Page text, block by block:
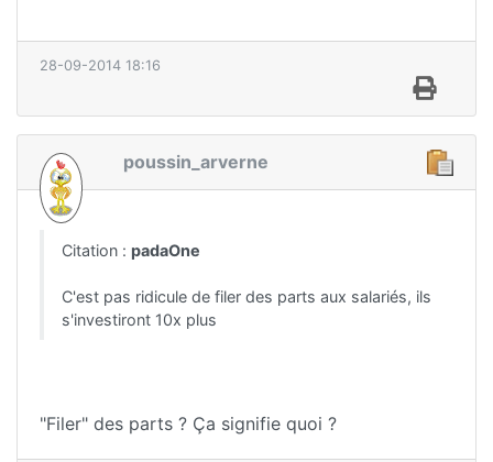
28-09-2014 18:16
poussin_arverne
Citation : padaOne
C'est pas ridicule de filer des parts aux salariés, ils
s'investiront 10x plus
"Filer" des parts ? Ça signifie quoi ?